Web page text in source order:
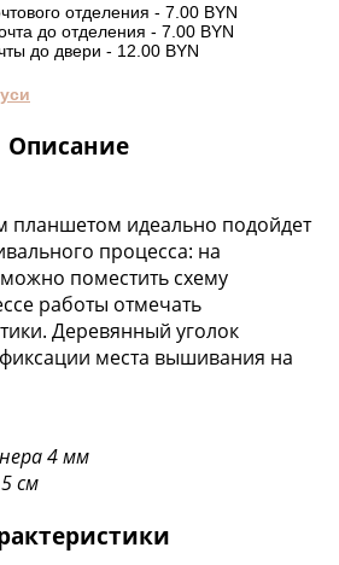
отделения - 7.00 BYN
до отделения - 7.00 BYN
до двери - 12.00 BYN
Описание
планшетом идеально подойдет
процесса: на
поместить схему
работы отмечать
Деревянный уголок
места вышивания на
4 мм
см